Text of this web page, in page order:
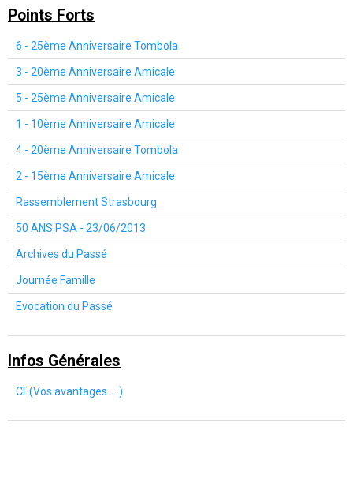
Points Forts
6 - 25ème Anniversaire Tombola
3 - 20ème Anniversaire Amicale
5 - 25ème Anniversaire Amicale
1 - 10ème Anniversaire Amicale
4 - 20ème Anniversaire Tombola
2 - 15ème Anniversaire Amicale
Rassemblement Strasbourg
50 ANS PSA - 23/06/2013
Archives du Passé
Journée Famille
Evocation du Passé
Infos Générales
CE(Vos avantages ....)